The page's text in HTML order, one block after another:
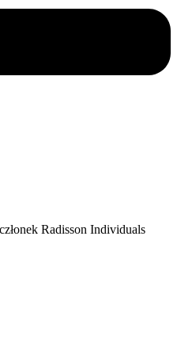
Radisson Individuals